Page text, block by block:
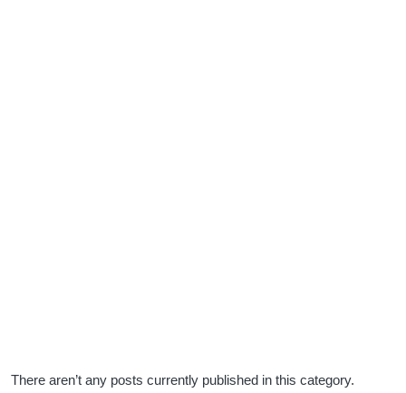
There aren’t any posts currently published in this category.